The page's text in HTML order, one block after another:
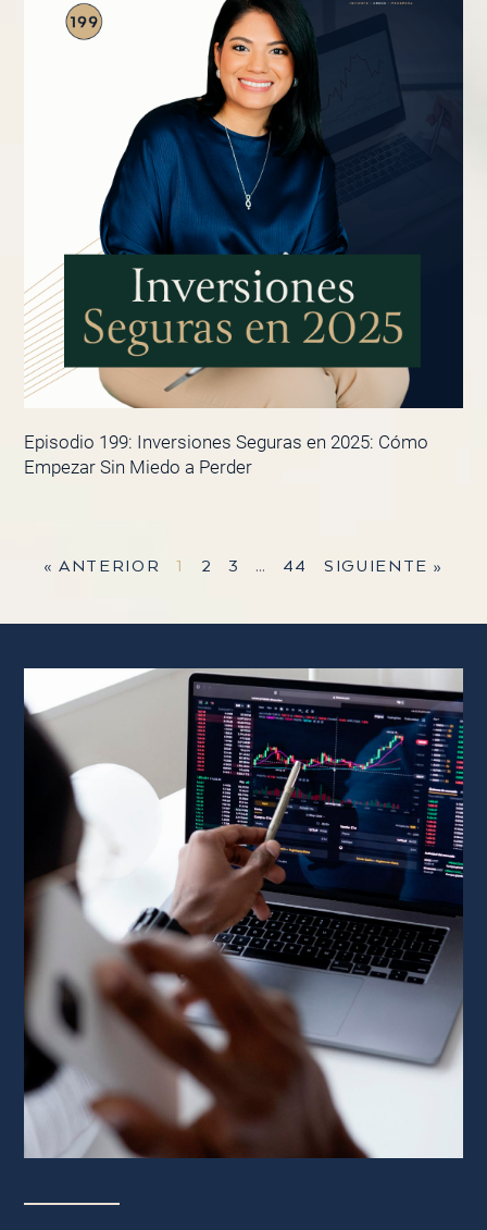
Episodio 199: Inversiones Seguras en 2025: Cómo
Empezar Sin Miedo a Perder
« ANTERIOR 1 2 3 … 44 SIGUIENTE »